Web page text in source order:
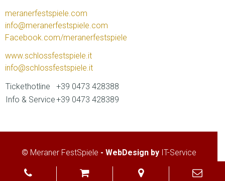
meranerfestspiele.com
info@meranerfestspiele.com
Facebook.com/meranerfestspiele
www.schlossfestspiele.it
info@schlossfestspiele.it
Tickethotline
+39 0473 428388
Info & Service+39 0473 428389
© Meraner FestSpiele - WebDesign by IT-Service
Home Impressum/Privacy/Cookies Kontakt